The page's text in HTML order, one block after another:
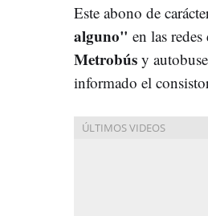
Este abono de
alguno" en las
Metrobús y
informado el